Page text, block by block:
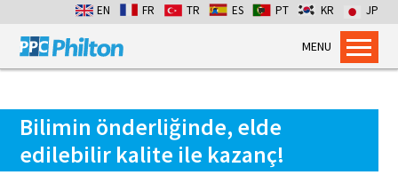
EN FR TR ES PT KR JP
MENU
Products
Dry Bulk Container Liners
Flexitanks for Liquids
Bilimin önderliğinde, elde
edilebilir kalite ile kazanç!